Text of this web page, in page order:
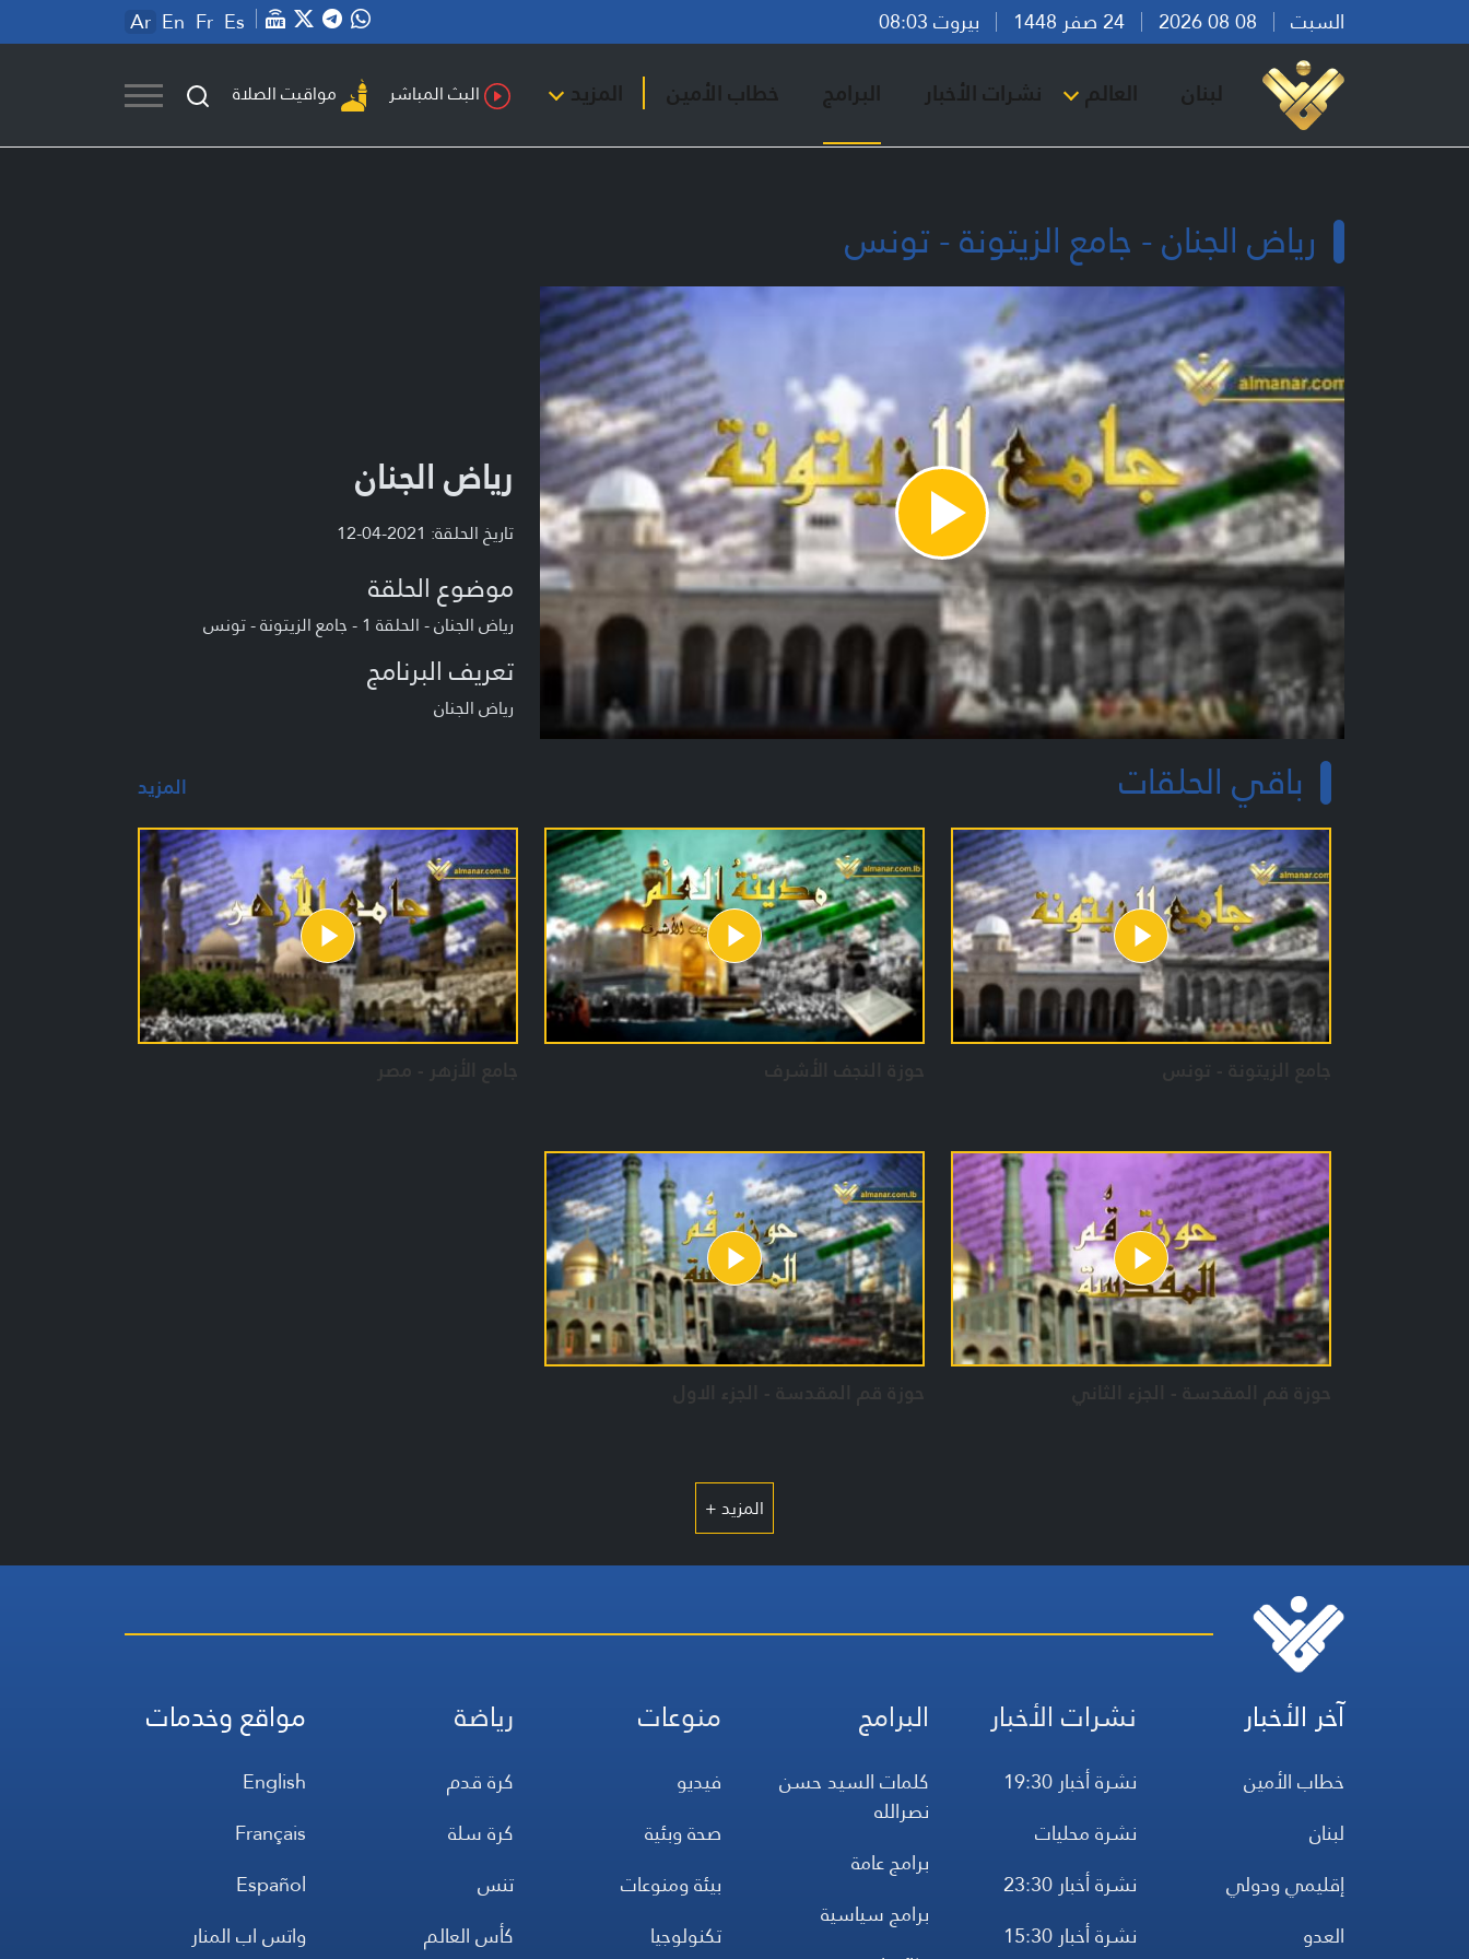
السبت بيروت 08:03 Ar En Fr Es
لبنان العالم نشرات الأخبار البرامج خطاب الأمين المزيد البث المباشر مواقيت الصلاة
رياض الجنان - جامع الزيتونة - تونس
Play
Video
رياض الجنان
تاريخ الحلقة: 2021-04-12
موضوع الحلقة
رياض الجنان - الحلقة 1 - جامع الزيتونة - تونس
تعريف البرنامج
رياض الجنان
باقي الحلقات المزيد
جامع الزيتونة - تونس حوزة النجف الأشرف جامع الأزهر - مصر
حوزة قم المقدسة - الجزء الثاني حوزة قم المقدسة - الجزء الاول
المزيد +
آخر الأخبار
خطاب الأمين
لبنان
إقليمي ودولي
العدو
نشرات الأخبار
نشرة أخبار 19:30
نشرة محليات
نشرة أخبار 23:30
نشرة أخبار 15:30
البرامج
كلمات السيد حسن
نصرالله
برامج عامة
برامج سياسية
منوعات
فيديو
صحة وبئية
بيئة ومنوعات
تكنولوجيا
رياضة
كرة قدم
كرة سلة
تنس
كأس العالم
مواقع وخدمات
English
Français
Español
واتس اب المنار